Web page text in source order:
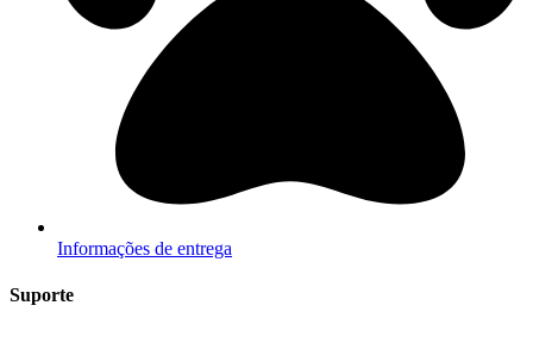
Informações de entrega
Suporte